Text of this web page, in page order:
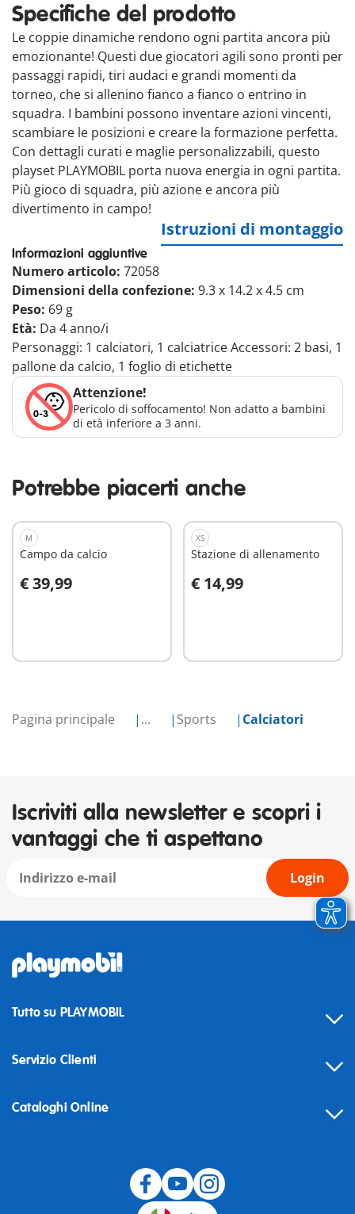
Pagina principale ... Sports Calciatori
Specifiche del prodotto
Le coppie dinamiche rendono ogni partita ancora più
emozionante! Questi due giocatori agili sono pronti per
passaggi rapidi, tiri audaci e grandi momenti da
torneo, che si allenino fianco a fianco o entrino in
squadra. I bambini possono inventare azioni vincenti,
scambiare le posizioni e creare la formazione perfetta.
Con dettagli curati e maglie personalizzabili, questo
playset PLAYMOBIL porta nuova energia in ogni partita.
Più gioco di squadra, più azione e ancora più
divertimento in campo!
Istruzioni di montaggio
Informazioni aggiuntive
Numero articolo: 72058
Dimensioni della confezione: 9.3 x 14.2 x 4.5 cm
Peso: 69 g
Età: Da 4 anno/i
Personaggi: 1 calciatori, 1 calciatrice Accessori: 2 basi, 1
pallone da calcio, 1 foglio di etichette
Attenzione!
Pericolo di soffocamento! Non adatto a bambini
di età inferiore a 3 anni.
Potrebbe piacerti anche
M
Campo da calcio
€ 39,99
Aggiungi al carrello
XS
Stazione di allenamento
€ 14,99
Aggiungi al carrello
Iscriviti alla newsletter e scopri i
vantaggi che ti aspettano
Login
Tutto su PLAYMOBIL
Servizio Clienti
Cataloghi Online